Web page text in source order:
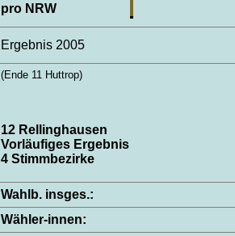
pro NRW
Ergebnis 2005
(Ende 11 Huttrop)
12 Rellinghausen
Vorläufiges Ergebnis
4 Stimmbezirke
Wahlb. insges.:
Wähler-innen: